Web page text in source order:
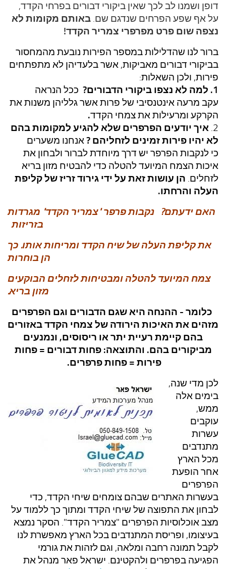
דופן ושמנו לב לכך שאין ביקורי דבורים בפרחי הקדד,
על אף שפע הפרחים שנדגם שם. באותם מקומות לא
נצפה שום פרט מפרפרי צמריר הקדד!
ברור לנו שהדלילות במספר הפירות נובעת מהמחסור
בביקורי דבורים מאביקות, אשר בלעדיהן לא מתפתחים
פירות, ולכן השאלות:
1. למה לא נצפו ביקורי הדבורים?
ככל הנראה
עקב מרעה אינטנסיבי של פרות אשר גלליהן משנות את
הקרקע ומרעילות את צמחי הקדד.
2. איך יודעים הפרפרים שלא להגיע למקומות בהם
לא יהיו פירות זמינים לזחליהם ?אנחנו משערים
כי לנקבות הפרפר יש דרך מיוחדת לברור ולבחון את
איכות הצמח המיועד להטלה כדי להבטיח מזון בריא
לזחלים. הן עושות זאת על ידי גירוד זריז של קליפת
העלה והרחתו.
האם ידעתם? נקבות פרפר "צמריר הקדד" מגרדות
בזריזות
את קליפת העלה של שיח הקדד ומריחות אותו. כך
הן בוחרות
צמח המיועד להטלה ומבטיחות לזחלים הבוקעים
מזון בריא.
כלומר - ההנחה היא שגם הדבורים וגם הפרפרים
מזהים את האיכות הירודה של צמחי הקדד באזורים
בהם קיימת רעיית יתר או ריסוסים, ונמנעים
מביקורים בהם. והתוצאה: פחות דבורים = פחות
פירות = פחות פרפרים.
לכן מדי שנה,
בימים אלה
ממש,
עוקבים
עשרות
מתנדבים
מכל הארץ
אחר הופעת
הפרפרים
בעשרות האתרים שבהם צומחים שיחי הקדד, כדי
לבחון את התפוצה של שיחי הקדד ומתוך כך ללמוד על
מצב אוכלוסיות הפרפרים "צמריר הקדד". הסקר נמצא
בעיצומו, ופריסת המתנדבים בכל הארץ מאפשרת לנו
לקבל תמונה רחבה ומלאה, וגם לזהות את גורמי
הפגיעה בפרפרים ולהקטינם. ישראל פאר מנהל את